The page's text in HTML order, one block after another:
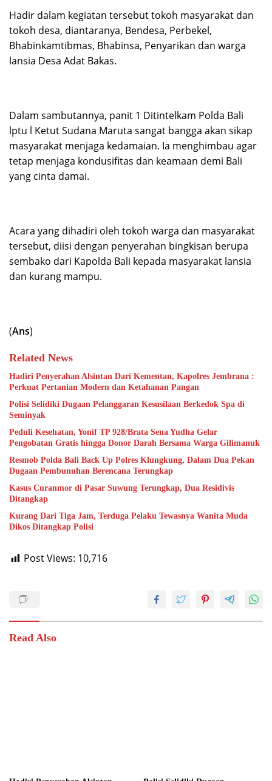
Hadir dalam kegiatan tersebut tokoh masyarakat dan
tokoh desa, diantaranya, Bendesa, Perbekel,
Bhabinkamtibmas, Bhabinsa, Penyarikan dan warga
lansia Desa Adat Bakas.
Dalam sambutannya, panit 1 Ditintelkam Polda Bali
lptu l Ketut Sudana Maruta sangat bangga akan sikap
masyarakat menjaga kedamaian. Ia menghimbau agar
tetap menjaga kondusifitas dan keamaan demi Bali
yang cinta damai.
Acara yang dihadiri oleh tokoh warga dan masyarakat
tersebut, diisi dengan penyerahan bingkisan berupa
sembako dari Kapolda Bali kepada masyarakat lansia
dan kurang mampu.
(Ans)
Related News
Hadiri Penyerahan Alsintan Dari Kementan, Kapolres Jembrana :
Perkuat Pertanian Modern dan Ketahanan Pangan
Polisi Selidiki Dugaan Pelanggaran Kesusilaan Berkedok Spa di
Seminyak
Peduli Kesehatan, Yonif TP 928/Brata Sena Yudha Gelar
Pengobatan Gratis hingga Donor Darah Bersama Warga Gilimanuk
Resmob Polda Bali Back Up Polres Klungkung, Dalam Dua Pekan
Dugaan Pembunuhan Berencana Terungkap
Kasus Curanmor di Pasar Suwung Terungkap, Dua Residivis
Ditangkap
Kurang Dari Tiga Jam, Terduga Pelaku Tewasnya Wanita Muda
Dikos Ditangkap Polisi
Post Views: 10,716
Read Also